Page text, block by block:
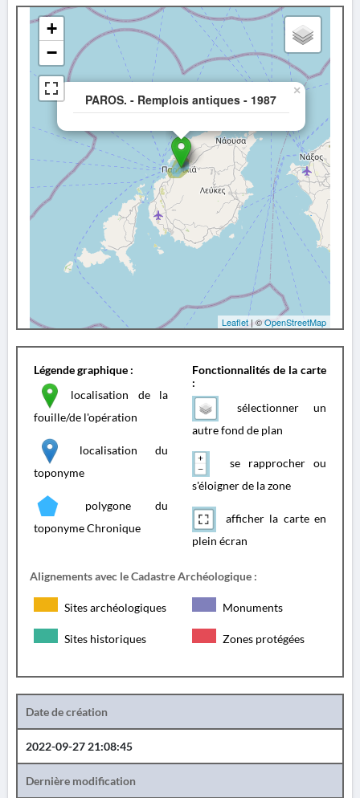
PAROS. - Remplois antiques - 1987
×
+
−
Leaflet| ©OpenStreetMap
Légende graphique :
localisation de la
fouille/de l'opération
localisation du
toponyme
polygone du
toponyme Chronique
Fonctionnalités de la carte
:
sélectionner un
autre fond de plan
se rapprocher ou
s'éloigner de la zone
afficher la carte en
plein écran
Alignements avec le Cadastre Archéologique :
Sites archéologiques Monuments
Sites historiques Zones protégées
Date de création
2022-09-27 21:08:45
Dernière modification